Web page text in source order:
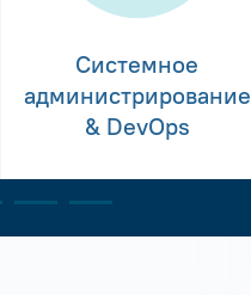
Системное
администрирование
& DevOps